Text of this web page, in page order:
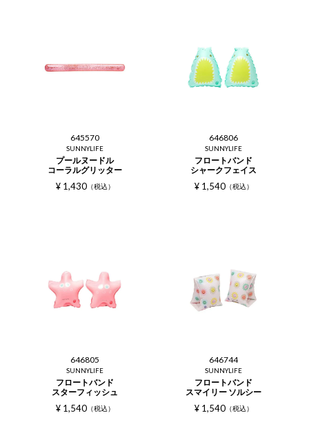
645570
SUNNYLIFE
プールヌードル
コーラルグリッター
¥ 1,430 税込
646806
SUNNYLIFE
フロートバンド
シャークフェイス
¥ 1,540 税込
646805
SUNNYLIFE
フロートバンド
スターフィッシュ
¥ 1,540 税込
646744
SUNNYLIFE
フロートバンド
スマイリー ソルシー
¥ 1,540 税込